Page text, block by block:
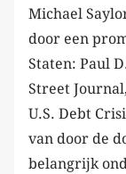
Michael
door een
Staten: Paul
Street
U.S. Debt
van door de
belangrijk